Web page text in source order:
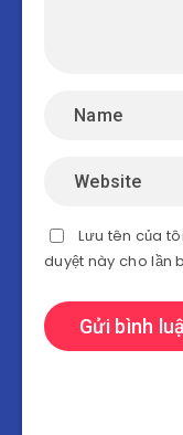
Lưu tên của
duyệt này cho lần